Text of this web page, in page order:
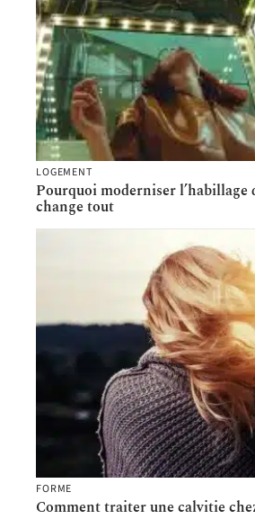
LOGEMENT
Pourquoi moderniser l’habillage
change tout
FORME
Comment traiter une calvitie